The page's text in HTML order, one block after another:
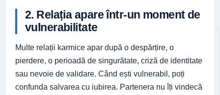
2. Relația apare într-un moment de
vulnerabilitate
Multe relații karmice apar după o despărțire, o
pierdere, o perioadă de singurătate, criză de identitate
sau nevoie de validare. Când ești vulnerabil, poți
confunda salvarea cu iubirea. Partenera nu îți vindecă